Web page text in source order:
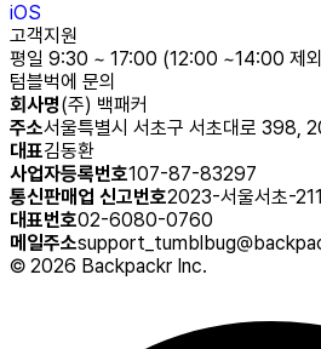
iOS
고객지원
평일 9:30 ~ 17:00 (12:00 ~14:00 제
텀블벅에 문의
회사명(주) 백패커
주소서울특별시 서초구 서초대로 398,
대표김동환
사업자등록번호107-87-83297
통신판매업 신고번호2023-서울서초-
대표번호02-6080-0760
메일주소
© 2026 Backpackr Inc.